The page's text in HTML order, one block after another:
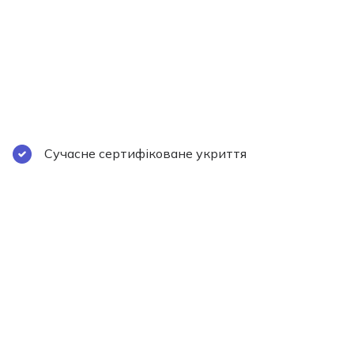
Сучасне сертифіковане укриття